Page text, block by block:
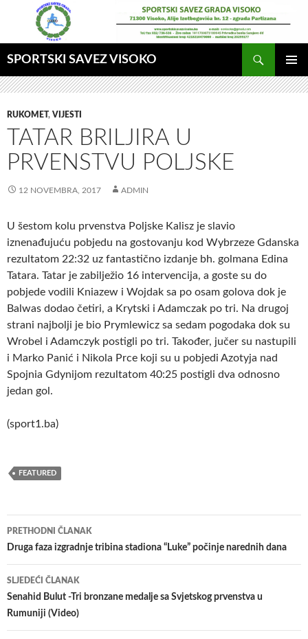
SPORTSKI SAVEZ VISOKO
GLAVNI
MENI
RUKOMET, VIJESTI
TATAR BRILJIRA U
PRVENSTVU POLJSKE
12 NOVEMBRA, 2017 ADMIN
U šestom kolu prvenstva Poljske Kalisz je slavio
iznenađujuću pobjedu na gostovanju kod Wybrzeze Gdanska
rezultatom 22:32 uz fantastično izdanje bh. golmana Edina
Tatara. Tatar je zabilježio 16 intervencija, a goste su do
pobjede vodili Kniazew i Wojdak sa po osam golova dok je
Balwas dodao četiri, a Krytski i Adamczak po tri. Na drugoj
strani najbolji je bio Prymlewicz sa sedam pogodaka dok su
Wrobel i Adamczyk postigli po tri. Također, jučer su nastupili
i Marko Panić i Nikola Prce koji su u pobjedi Azotyja nad
Spojnia Gdynijom rezultatom 40:25 postigli dva odnosno
jedan gol.
(sport1.ba)
FEATURED
Navigacija
članaka
PRETHODNI ČLANAK
Druga faza izgradnje tribina stadiona “Luke” počinje narednih dana
SLJEDEĆI ČLANAK
Senahid Bulut -Tri bronzane medalje sa Svjetskog prvenstva u
Rumuniji (Video)